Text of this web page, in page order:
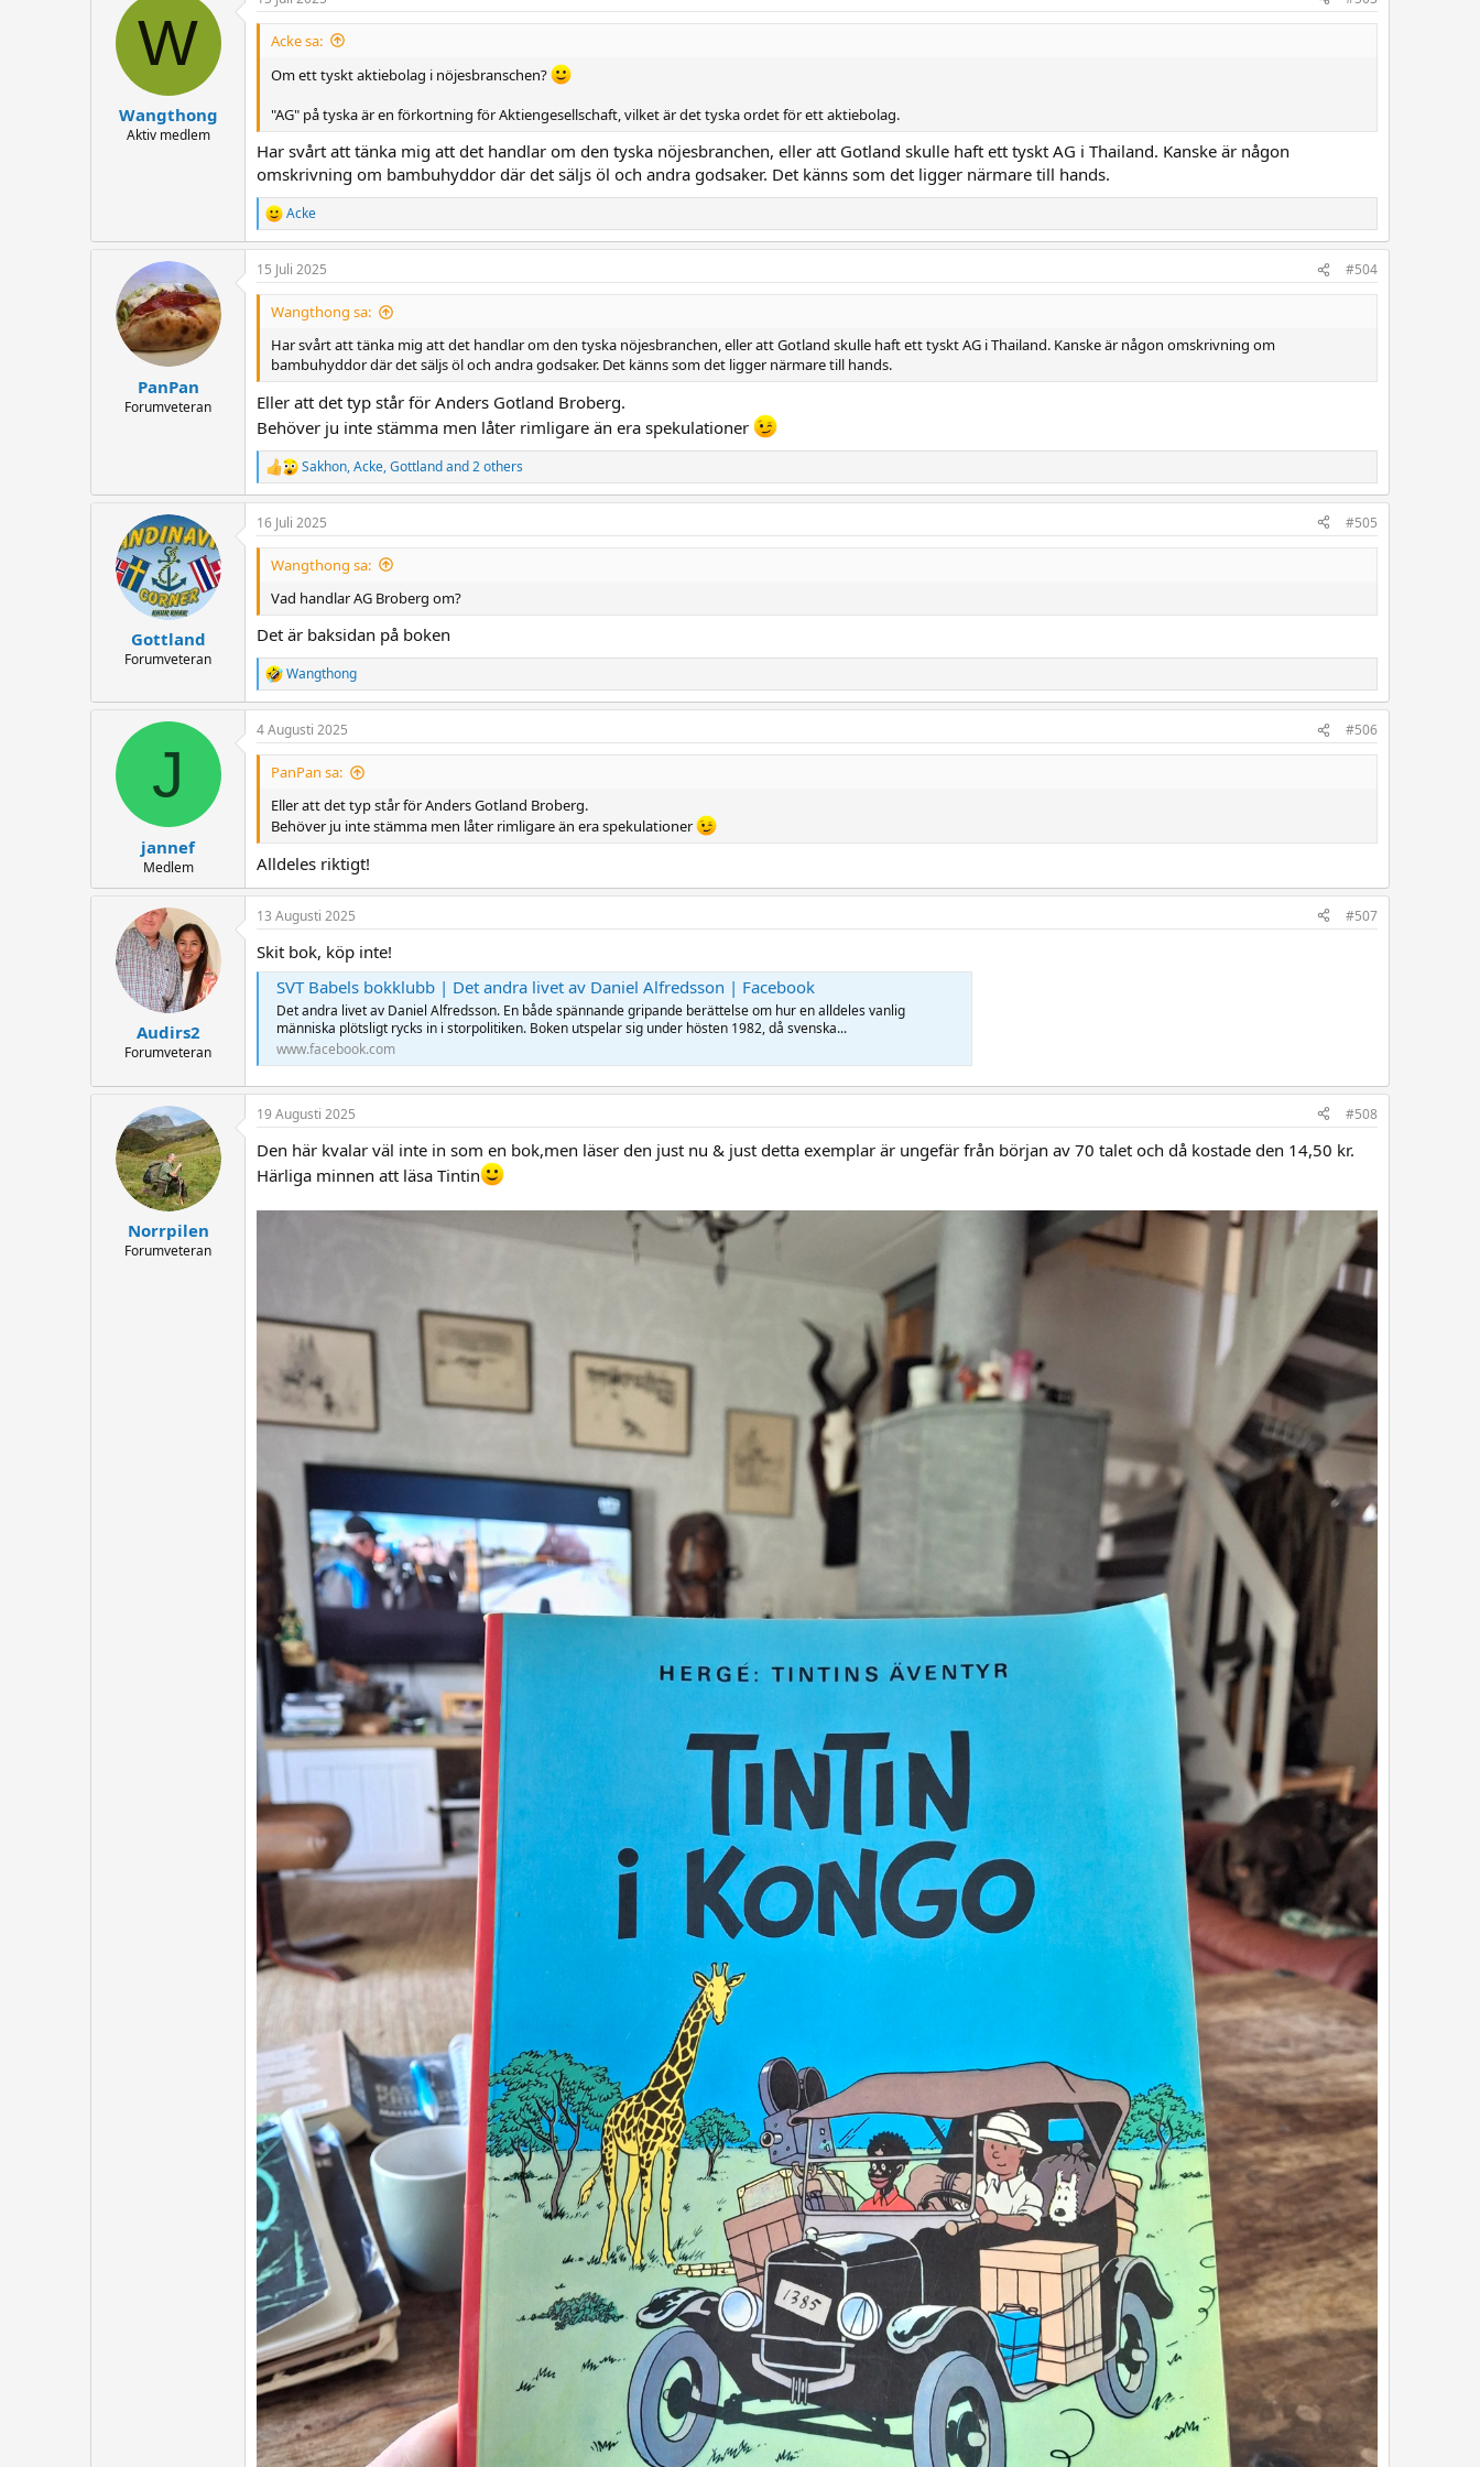
t
n
W
Wangthong
Aktiv medlem
Acke sa:
Om ett tyskt aktiebolag i nöjesbranschen?
"AG" på tyska är en förkortning för Aktiengesellschaft, vilket är det tyska ordet för ett aktiebolag.
Har svårt att tänka mig att det handlar om den tyska nöjesbranchen, eller att Gotland skulle haft ett tyskt AG i Thailand. Kanske är någon
omskrivning om bambuhyddor där det säljs öl och andra godsaker. Det känns som det ligger närmare till hands.
R
e
a
c
t
:
Acke
PanPan
Forumveteran
15 Juli 2025 #504
Wangthong sa:
Har svårt att tänka mig att det handlar om den tyska nöjesbranchen, eller att Gotland skulle haft ett tyskt AG i Thailand. Kanske är någon omskrivning om
bambuhyddor där det säljs öl och andra godsaker. Det känns som det ligger närmare till hands.
Eller att det typ står för Anders Gotland Broberg.
Behöver ju inte stämma men låter rimligare än era spekulationer
R
e
a
c
t
n
s
:
Sakhon,Acke,Gottlandand 2 others
Gottland
Forumveteran
16 Juli 2025 #505
Wangthong sa:
Vad handlar AG Broberg om?
Det är baksidan på boken
R
e
a
c
t
:
Wangthong
J
jannef
Medlem
4 Augusti 2025 #506
PanPan sa:
Eller att det typ står för Anders Gotland Broberg.
Behöver ju inte stämma men låter rimligare än era spekulationer
Alldeles riktigt!
Audirs2
Forumveteran
13 Augusti 2025 #507
Skit bok, köp inte!
SVT Babels bokklubb | Det andra livet av Daniel Alfredsson | Facebook
Det andra livet av Daniel Alfredsson. En både spännande gripande berättelse om hur en alldeles vanlig
människa plötsligt rycks in i storpolitiken. Boken utspelar sig under hösten 1982, då svenska...
www.facebook.com
Norrpilen
Forumveteran
19 Augusti 2025 #508
Den här kvalar väl inte in som en bok,men läser den just nu & just detta exemplar är ungefär från början av 70 talet och då kostade den 14,50 kr.
Härliga minnen att läsa Tintin